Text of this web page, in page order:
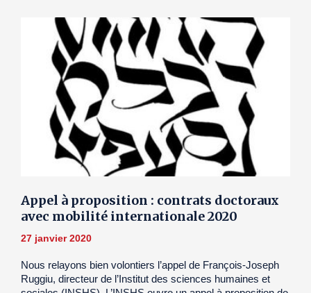
Appel à proposition : contrats doctoraux
avec mobilité internationale 2020
27 janvier 2020
Nous relayons bien volontiers l’appel de François-Joseph
Ruggiu, directeur de l’Institut des sciences humaines et